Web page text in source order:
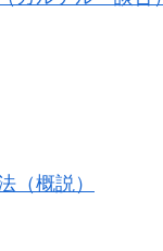
（概説）